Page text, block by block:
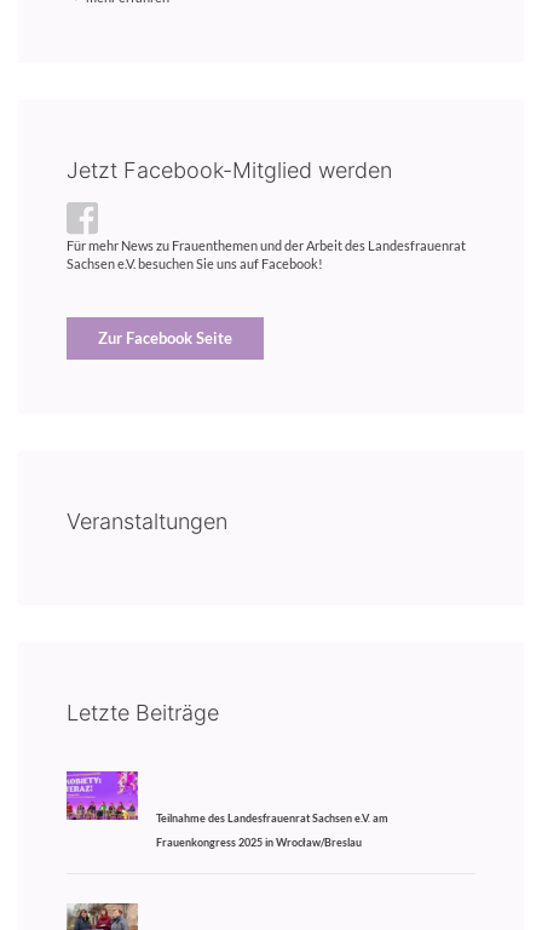
Jetzt Facebook-Mitglied werden
Für mehr News zu Frauenthemen und der Arbeit des Landesfrauenrat
Sachsen e.V. besuchen Sie uns auf Facebook!
Zur Facebook Seite
Veranstaltungen
Letzte Beiträge
Teilnahme des Landesfrauenrat Sachsen e.V. am
Frauenkongress 2025 in Wrocław/Breslau